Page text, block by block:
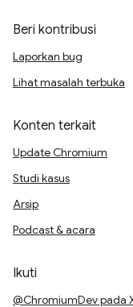
Beri kontribusi
Laporkan bug
Lihat masalah terbuka
Konten terkait
Update Chromium
Studi kasus
Arsip
Podcast & acara
Ikuti
@ChromiumDev pada